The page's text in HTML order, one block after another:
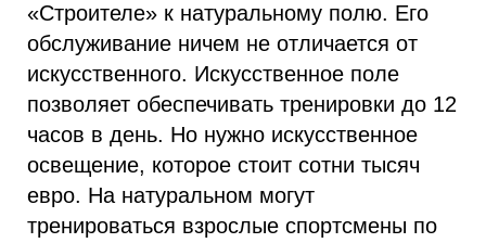
«Строителе» к натуральному полю. Его
обслуживание ничем не отличается от
искусственного. Искусственное поле
позволяет обеспечивать тренировки до 12
часов в день. Но нужно искусственное
освещение, которое стоит сотни тысяч
евро. На натуральном могут
тренироваться взрослые спортсмены по